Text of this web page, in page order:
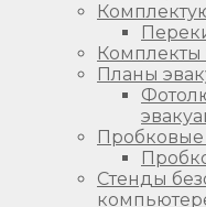
Комплекты
Планы
Пробковые
Стенды